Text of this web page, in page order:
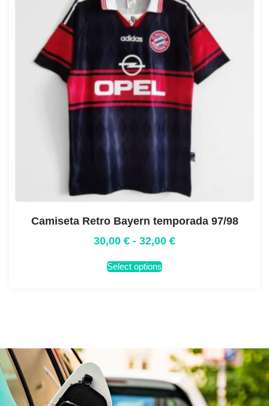
Camiseta Retro Bayern temporada 97/98
30,00 € - 32,00 €
Select options